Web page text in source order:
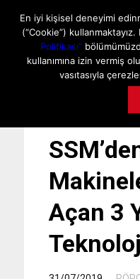
GİZLİLİK POLİTİKASI
Açan 3
En iyi kişisel deneyimi
(“Cookie”)
Politikası”
kullanımına izin vermiş
vasıtasıyla